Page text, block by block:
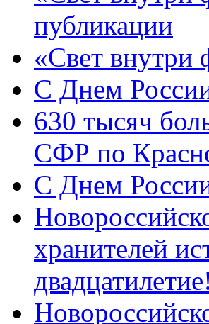
публикации
«Свет
C Днем
630 тысяч
СФР по
C Днем
хранителей